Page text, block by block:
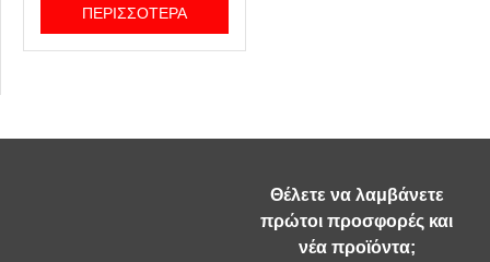
ΠΕΡΙΣΣΌΤΕΡΑ
Θέλετε να λαμβάνετε
πρώτοι προσφορές και
νέα προϊόντα;